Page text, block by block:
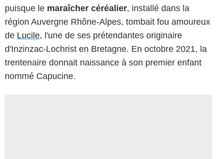
puisque le maraîcher céréalier, installé dans la
région Auvergne Rhône-Alpes, tombait fou amoureux
de Lucile, l'une de ses prétendantes originaire
d'Inzinzac-Lochrist en Bretagne. En octobre 2021, la
trentenaire donnait naissance à son premier enfant
nommé Capucine.